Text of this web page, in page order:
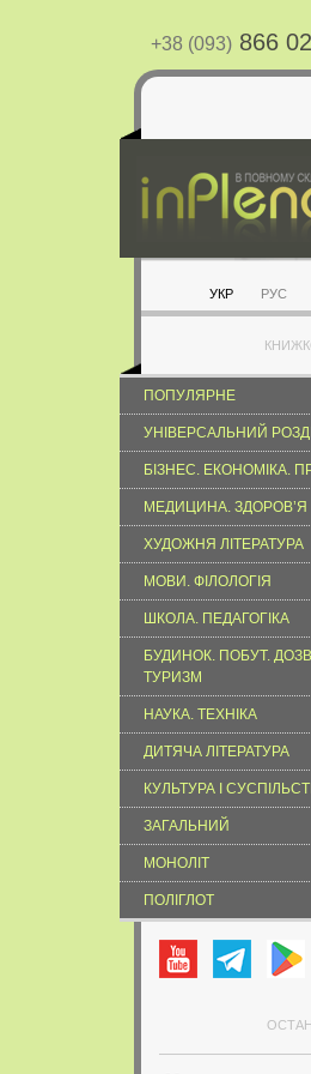
+38 (093) 866
УКР РУС
ПОПУЛЯРНЕ
УНІВЕРСАЛЬНИЙ
БІЗНЕС. ЕКОНОМІКА.
МЕДИЦИНА. ЗДОРОВ’Я
ХУДОЖНЯ ЛІТЕРАТУРА
МОВИ. ФІЛОЛОГІЯ
ШКОЛА. ПЕДАГОГІКА
БУДИНОК. ПОБУТ.
ТУРИЗМ
НАУКА. ТЕХНІКА
ДИТЯЧА ЛІТЕРАТУРА
КУЛЬТУРА І
ЗАГАЛЬНИЙ
МОНОЛІТ
ПОЛІГЛОТ